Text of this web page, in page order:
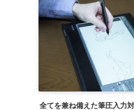
全てを兼ね備えた筆圧入力